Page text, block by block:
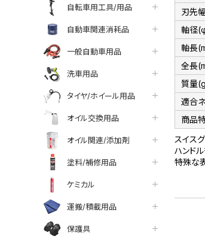
自転車用工具/用品
自動車関連消耗品
一般自動車用品
洗車用品
タイヤ/ホイール用品
オイル交換用品
オイル関連/添加剤
塗料/補修用品
ケミカル
運搬/積載用品
保護具
刃先
軸径
軸長
全長
質量
適合
商品
スイス
ハンド
特殊な